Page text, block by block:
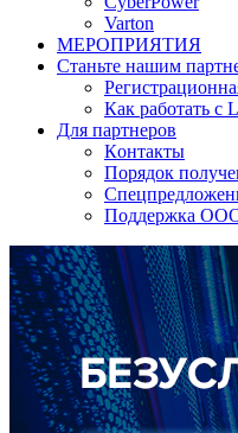
Varton
МЕРОПРИЯТИЯ
Станьте нашим
Как работать с
Для партнеров
Кoнтaкты
Порядок
Поддержка